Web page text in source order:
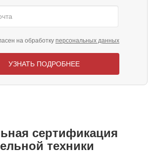
на обработку персональных данных
УЗНАТЬ ПОДРОБНЕЕ
сертификация
техники